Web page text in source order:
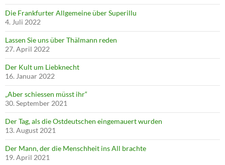
Die Frankfurter Allgemeine über Superillu
4. Juli 2022
Lassen Sie uns über Thälmann reden
27. April 2022
Der Kult um Liebknecht
16. Januar 2022
„Aber schiessen müsst ihr“
30. September 2021
Der Tag, als die Ostdeutschen eingemauert wurden
13. August 2021
Der Mann, der die Menschheit ins All brachte
19. April 2021